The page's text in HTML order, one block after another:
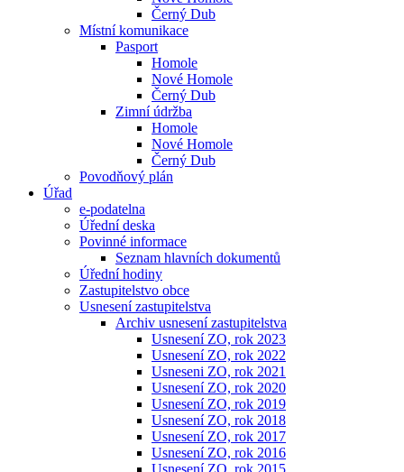
Černý Dub
Místní komunikace
Pasport
Homole
Nové Homole
Černý Dub
Zimní údržba
Homole
Nové Homole
Černý Dub
Povodňový plán
Úřad
e-podatelna
Úřední deska
Povinné informace
Seznam hlavních dokumentů
Úřední hodiny
Zastupitelstvo obce
Usnesení zastupitelstva
Archiv usnesení zastupitelstva
Usnesení ZO, rok 2023
Usnesení ZO, rok 2022
Usneseni ZO, rok 2021
Usnesení ZO, rok 2020
Usnesení ZO, rok 2019
Usnesení ZO, rok 2018
Usnesení ZO, rok 2017
Usnesení ZO, rok 2016
Usnesení ZO, rok 2015